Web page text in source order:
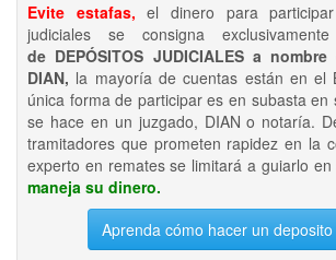
Evite estafas, el dinero para
judiciales se consigna
de DEPÓSITOS JUDICIALES a
DIAN, la mayoría de cuentas están en el
única forma de participar es en subasta en
se hace en un juzgado, DIAN o notaría.
tramitadores que prometen rapidez en la
experto en remates se limitará a guiarlo en
maneja su dinero.
Aprenda cómo hacer un deposito